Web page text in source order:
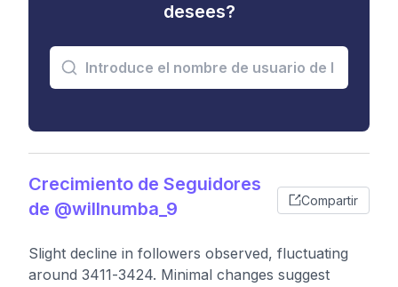
desees?
Crecimiento de Seguidores
de @willnumba_9
Compartir
Slight decline in followers observed, fluctuating
around 3411-3424. Minimal changes suggest